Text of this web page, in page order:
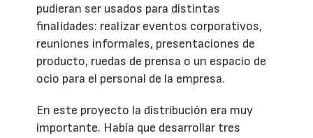
pudieran ser usados para distintas
finalidades: realizar eventos corporativos,
reuniones informales, presentaciones de
producto, ruedas de prensa o un espacio de
ocio para el personal de la empresa.
En este proyecto la distribución era muy
importante. Había que desarrollar tres